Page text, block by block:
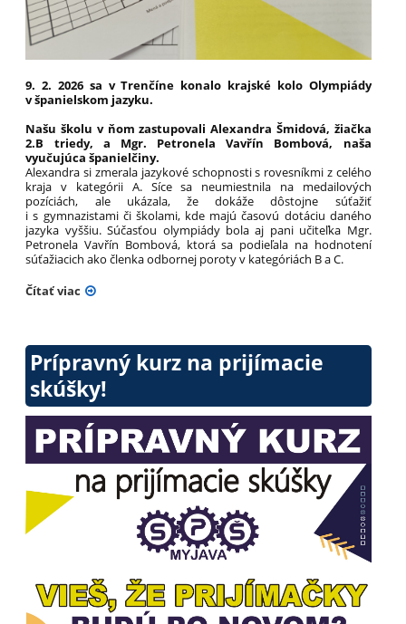
9. 2. 2026sa v Trenčíne konalo krajské kolo Olympiády
v španielskom jazyku.
Našu školu v ňom zastupovali Alexandra Šmidová, žiačka
2.B triedy, a Mgr. Petronela Vavřín Bombová, naša
vyučujúca španielčiny.
Alexandra si zmerala jazykové schopnosti s rovesníkmi z celého
kraja v kategórii A. Síce sa neumiestnila na medailových
pozíciách, ale ukázala, že dokáže dôstojne súťažiť
i s gymnazistami či školami, kde majú časovú dotáciu daného
jazyka vyššiu. Súčasťou olympiády bola aj pani učiteľka Mgr.
Petronela Vavřín Bombová,ktorá sa podieľala na hodnotení
súťažiacich ako členka odbornej poroty v kategóriách B a C.
Čítať viac
Prípravný kurz na prijímacie
skúšky!